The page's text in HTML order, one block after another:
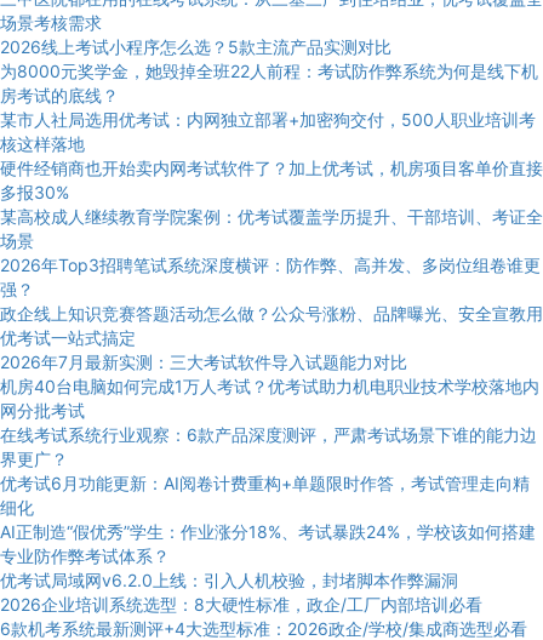
场景考核需求
2026线上考试小程序怎么选？5款主流产品实测对比
为8000元奖学金，她毁掉全班22人前程：考试防作弊系统为何是线下机
房考试的底线？
某市人社局选用优考试：内网独立部署+加密狗交付，500人职业培训考
核这样落地
硬件经销商也开始卖内网考试软件了？加上优考试，机房项目客单价直接
多报30%
某高校成人继续教育学院案例：优考试覆盖学历提升、干部培训、考证全
场景
2026年Top3招聘笔试系统深度横评：防作弊、高并发、多岗位组卷谁更
强？
政企线上知识竞赛答题活动怎么做？公众号涨粉、品牌曝光、安全宣教用
优考试一站式搞定
2026年7月最新实测：三大考试软件导入试题能力对比
机房40台电脑如何完成1万人考试？优考试助力机电职业技术学校落地内
网分批考试
在线考试系统行业观察：6款产品深度测评，严肃考试场景下谁的能力边
界更广？
优考试6月功能更新：AI阅卷计费重构+单题限时作答，考试管理走向精
细化
AI正制造“假优秀”学生：作业涨分18%、考试暴跌24%，学校该如何搭建
专业防作弊考试体系？
优考试局域网v6.2.0上线：引入人机校验，封堵脚本作弊漏洞
2026企业培训系统选型：8大硬性标准，政企/工厂内部培训必看
6款机考系统最新测评+4大选型标准：2026政企/学校/集成商选型必看